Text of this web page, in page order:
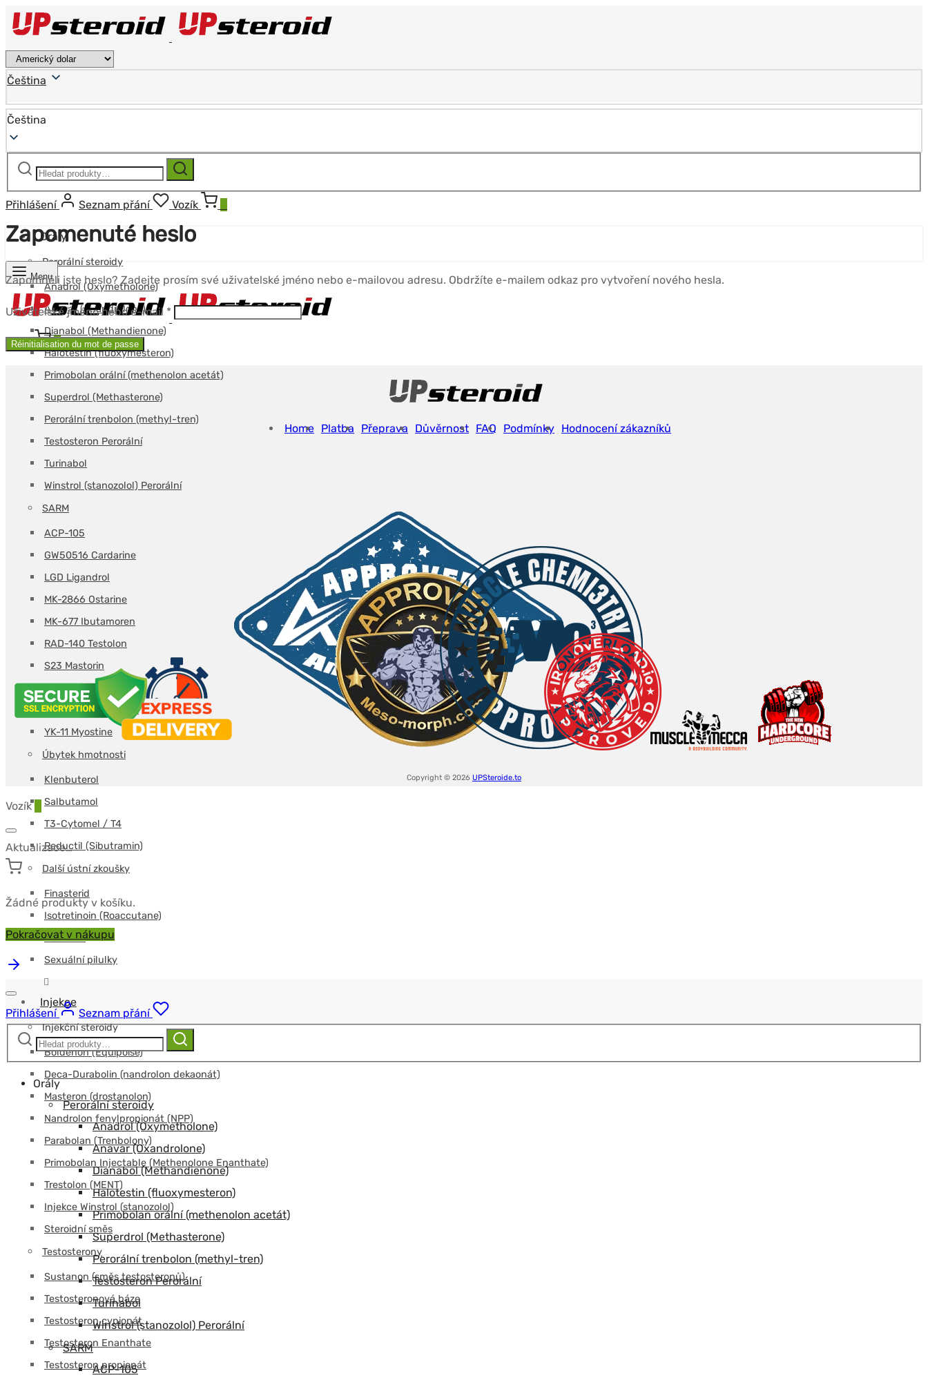
Čeština
Čeština
Hledat: Hledat
Přihlášení Seznam přání Vozík
Orály
Perorální steroidy
Anadrol (Oxymetholone)
Anavar (Oxandrolone)
Dianabol (Methandienone)
Halotestin (fluoxymesteron)
Primobolan orální (methenolon acetát)
Superdrol (Methasterone)
Perorální trenbolon (methyl-tren)
Testosteron Perorální
Turinabol
Winstrol (stanozolol) Perorální
SARM
ACP-105
GW50516 Cardarine
LGD Ligandrol
MK-2866 Ostarine
MK-677 Ibutamoren
RAD-140 Testolon
S23 Mastorin
S4 Andarine
SR-9009 Stenabolic
YK-11 Myostine
Úbytek hmotnosti
Klenbuterol
Salbutamol
T3-Cytomel / T4
Reductil (Sibutramin)
Další ústní zkoušky
Finasterid
Isotretinoin (Roaccutane)
Modafinil
Sexuální pilulky
Injekce
Injekční steroidy
Boldenon (Equipoise)
Deca-Durabolin (nandrolon dekaonát)
Masteron (drostanolon)
Nandrolon fenylpropionát (NPP)
Parabolan (Trenbolony)
Primobolan Injectable (Methenolone Enanthate)
Trestolon (MENT)
Injekce Winstrol (stanozolol)
Steroidní směs
Testosterony
Sustanon (směs testosteronů)
Testosteronová báze
Testosteron cypionát
Testosteron Enanthate
Testosteron propionát
Menu
Vozík 0
Zapomenuté heslo
Zapomněli jste heslo? Zadejte prosím své uživatelské jméno nebo e-mailovou adresu. Obdržíte e-mailem odkaz pro vytvoření nového hesla.
Uživatelské jméno nebo e-mail *Povinné
Réinitialisation du mot de passe
Home Platba Přeprava Důvěrnost FAQ Podmínky Hodnocení zákazníků
Copyright © 2026 UPSteroide.to
Vozík
Aktualizace…
Žádné produkty v košíku.
Pokračovat v nákupu
Přihlášení
Seznam přání
Hledat:
Hledat
Orály
Perorální steroidy
Anadrol (Oxymetholone)
Anavar (Oxandrolone)
Dianabol (Methandienone)
Halotestin (fluoxymesteron)
Primobolan orální (methenolon acetát)
Superdrol (Methasterone)
Perorální trenbolon (methyl-tren)
Testosteron Perorální
Turinabol
Winstrol (stanozolol) Perorální
SARM
ACP-105